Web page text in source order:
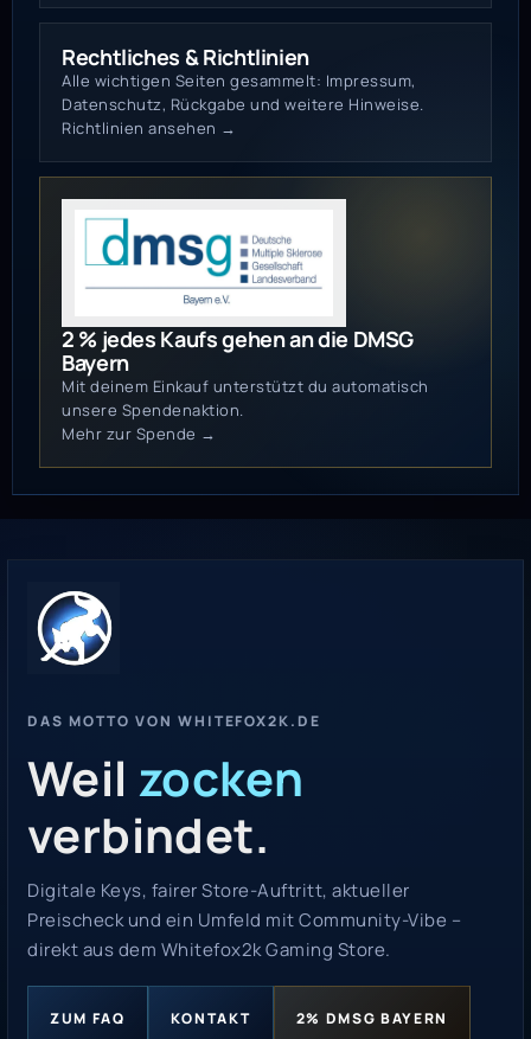
Rechtliches & Richtlinien
Alle wichtigen Seiten gesammelt: Impressum,
Datenschutz, Rückgabe und weitere Hinweise.
Richtlinien ansehen →
2 % jedes Kaufs gehen an die DMSG
Bayern
Mit deinem Einkauf unterstützt du automatisch
unsere Spendenaktion.
Mehr zur Spende →
DAS MOTTO VON WHITEFOX2K.DE
Weil zocken
verbindet.
Digitale Keys, fairer Store-Auftritt, aktueller
Preischeck und ein Umfeld mit Community-Vibe –
direkt aus dem Whitefox2k Gaming Store.
ZUM FAQ KONTAKT 2% DMSG BAYERN